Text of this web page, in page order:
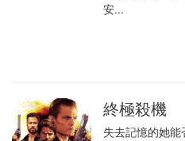
安...
終極殺機
失去記憶的她